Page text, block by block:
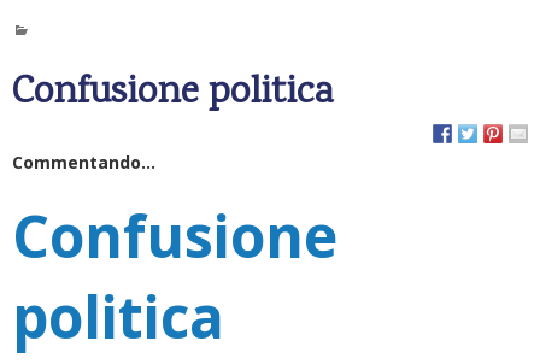
Confusione politica
Commentando…
Confusione
politica